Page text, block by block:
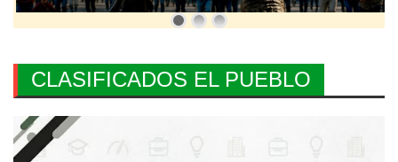
CLASIFICADOS EL PUEBLO